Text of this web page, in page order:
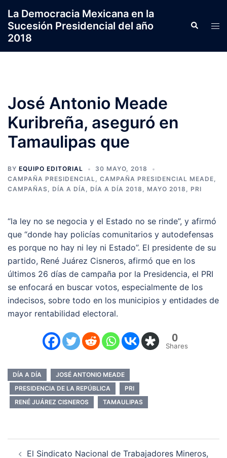
contenido
La Democracia Mexicana en la
Sucesión Presidencial del año
2018
Search
José Antonio Meade
Kuribreña, aseguró en
Tamaulipas que
BY EQUIPO EDITORIAL
30 MAYO, 2018
CAMPAÑA PRESIDENCIAL, CAMPAÑA PRESIDENCIAL MEADE,
CAMPAÑAS, DÍA A DÍA, DÍA A DÍA 2018 , MAYO 2018 , PRI
“la ley no se negocia y el Estado no se rinde”, y afirmó
que “donde hay policías comunitarios y autodefensas
es porque no hay ni ley ni Estado”. El presidente de su
partido, René Juárez Cisneros, afirmó que en los
últimos 26 días de campaña por la Presidencia, el PRI
se enfocará en buscar votos, especialmente de los
indecisos, sobre todo en los municipios y entidades de
mayor rentabilidad electoral.
0
Shares
DÍA A DÍA
JOSÉ ANTONIO MEADE
PRESIDENCIA DE LA REPÚBLICA
PRI
RENÉ JUÁREZ CISNEROS
TAMAULIPAS
El Sindicato Nacional de Trabajadores Mineros,